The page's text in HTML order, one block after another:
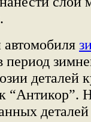
деталей
“Антикор”.
деталей